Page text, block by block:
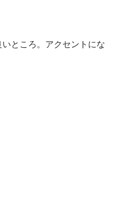
ところ。アクセントにな